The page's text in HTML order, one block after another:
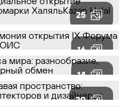
25
16
14
20